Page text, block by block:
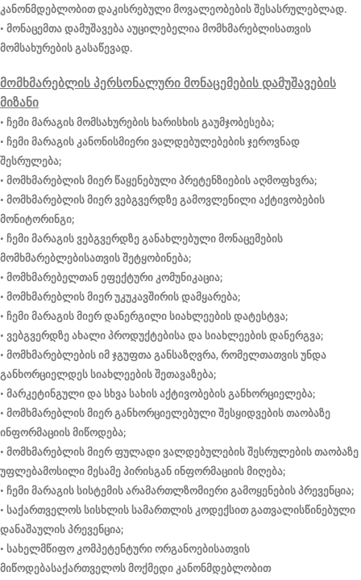
კანონმდებლობით დაკისრებული მოვალეობების შესასრულებლად.
• მონაცემთა დამუშავება აუცილებელია მომხმარებლისათვის
მომსახურების გასაწევად.
მომხმარებლის პერსონალური მონაცემების დამუშავების
მიზანი
• ჩემი მარაგის მომსახურების ხარისხის გაუმჯობესება;
• ჩემი მარაგის კანონისმიერი ვალდებულებების ჯეროვნად
შესრულება;
• მომხმარებლის მიერ წაყენებული პრეტენზიების აღმოფხვრა;
• მომხმარებლის მიერ ვებგვერდზე გამოვლენილი აქტივობების
მონიტორინგი;
• ჩემი მარაგის ვებგვერდზე განახლებული მონაცემების
მომხმარებლებისათვის შეტყობინება;
• მომხმარებელთან ეფექტური კომუნიკაცია;
• მომხმარებლის მიერ უკუკავშირის დამყარება;
• ჩემი მარაგის მიერ დანერგილი სიახლეების დატესტვა;
• ვებგვერდზე ახალი პროდუქტებისა და სიახლეების დანერგვა;
• მომხმარებლების იმ ჯგუფთა განსაზღვრა, რომელთათვის უნდა
განხორციელდეს სიახლეების შეთავაზება;
• მარკეტინგული და სხვა სახის აქტივობების განხორციელება;
• მომხმარებლის მიერ განხორციელებული შესყიდვების თაობაზე
ინფორმაციის მიწოდება;
• მომხმარებლის მიერ ფულადი ვალდებულების შესრულების თაობაზე
უფლებამოსილი მესამე პირისგან ინფორმაციის მიღება;
• ჩემი მარაგის სისტემის არამართლზომიერი გამოყენების პრევენცია;
• საქართველოს სისხლის სამართლის კოდექსით გათვალისწინებული
დანაშაულის პრევენცია;
• სახელმწიფო კომპეტენტური ორგანოებისათვის
მიწოდებასაქართველოს მოქმედი კანონმდებლობით